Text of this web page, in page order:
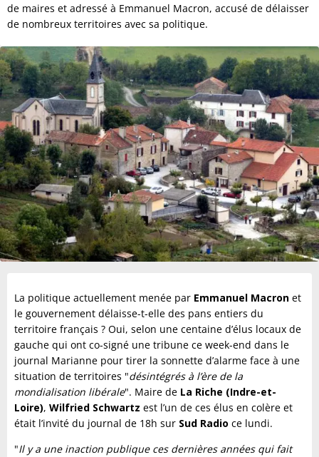
de maires et adressé à Emmanuel Macron, accusé de délaisser
de nombreux territoires avec sa politique.
La politique actuellement menée par Emmanuel Macron et
le gouvernement délaisse-t-elle des pans entiers du
territoire français ? Oui, selon une centaine d’élus locaux de
gauche qui ont co-signé une tribune ce week-end dans le
journal Marianne pour tirer la sonnette d’alarme face à une
situation de territoires "désintégrés à l’ère de la
mondialisation libérale". Maire de La Riche (Indre-et-
Loire), Wilfried Schwartz est l’un de ces élus en colère et
était l’invité du journal de 18h sur Sud Radio ce lundi.
"Il y a une inaction publique ces dernières années qui fait